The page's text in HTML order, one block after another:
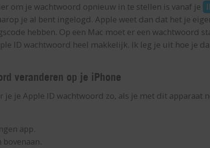
om je wachtwoord opnieuw in te stellen is vanaf je
je al bent ingelogd. Apple weet dan dat het je
hebben. Op een Mac moet er een wachtwoord
ID wachtwoord heel makkelijk. Ik leg je uit hoe je
veranderen op je iPhone
je je Apple ID wachtwoord zo, als je met dit apparaat
app.